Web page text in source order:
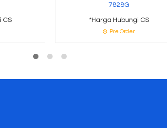
CS
7828G
*Harga Hubungi CS
Pre Order